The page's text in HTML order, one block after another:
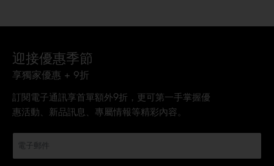
迎接優惠季節
享獨家優惠 + 9折
訂閱電子通訊享首單額外9折，更可第一手掌握優
惠活動、新品訊息、專屬情報等精彩內容。